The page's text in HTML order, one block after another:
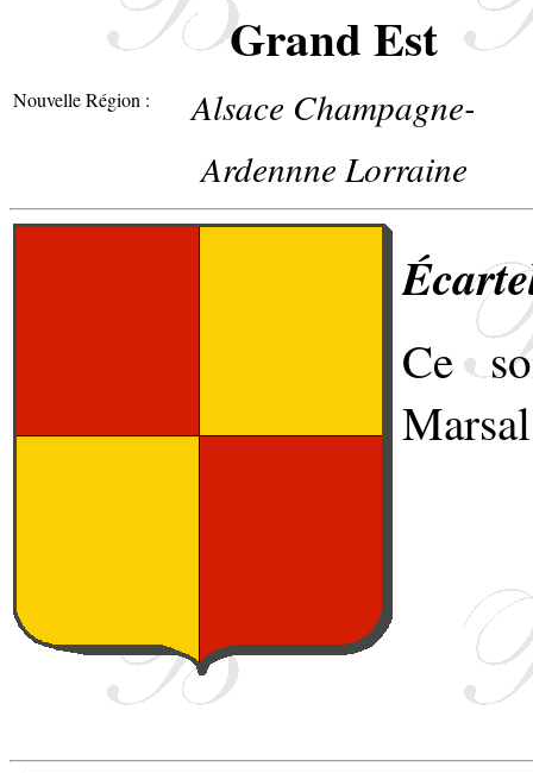
Nouvelle Région :
Grand Est
Alsace Champagne-
Ardennne Lorraine
Ce